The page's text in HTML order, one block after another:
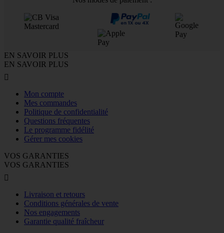
EN SAVOIR PLUS
EN SAVOIR PLUS

Mon compte
Mes commandes
Politique de confidentialité
Questions fréquentes
Le programme fidélité
Gérer mes cookies
VOS GARANTIES
VOS GARANTIES

Livraison et retours
Conditions générales de vente
Nos engagements
Garantie qualité fraîcheur